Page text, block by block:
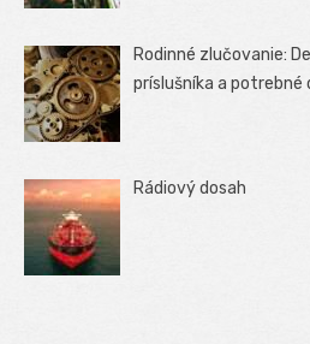
Rodinné zlučovanie:
príslušníka a potrebné
Rádiový dosah